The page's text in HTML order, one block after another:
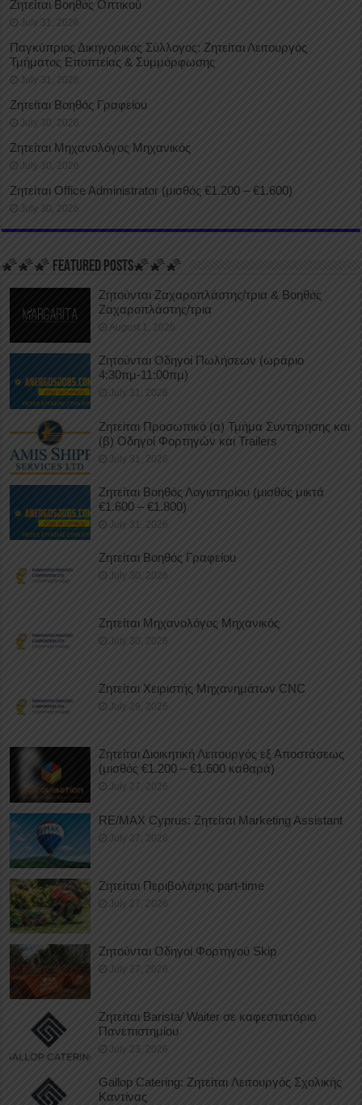
Ζητείται Βοηθός Οπτικού
July 31, 2026
Παγκύπριος Δικηγορικός Σύλλογος: Ζητείται Λειτουργός
Τμήματος Εποπτείας & Συμμόρφωσης
July 31, 2026
Ζητείται Βοηθός Γραφείου
July 30, 2026
Ζητείται Μηχανολόγος Μηχανικός
July 30, 2026
Ζητείται Office Administrator (μισθός €1.200 – €1.600)
July 30, 2026
🌠🌠🌠 FEATURED POSTS🌠🌠🌠
Ζητούνται Ζαχαροπλάστης/τρια & Βοηθός
Ζαχαροπλάστης/τρια
August 1, 2026
Ζητούνται Οδηγοί Πωλήσεων (ωράριο
4:30πμ-11:00πμ)
July 31, 2026
Ζητείται Προσωπικό (α) Τμήμα Συντήρησης και
(β) Οδηγοί Φορτηγών και Trailers
July 31, 2026
Ζητείται Βοηθός Λογιστηρίου (μισθός μικτά
€1.600 – €1.800)
July 31, 2026
Ζητείται Βοηθός Γραφείου
July 30, 2026
Ζητείται Μηχανολόγος Μηχανικός
July 30, 2026
Ζητείται Χειριστής Μηχανημάτων CNC
July 29, 2026
Ζητείται Διοικητική Λειτουργός εξ Αποστάσεως
(μισθός €1.200 – €1.600 καθαρά)
July 27, 2026
RE/MAX Cyprus: Ζητείται Marketing Assistant
July 27, 2026
Ζητείται Περιβολάρης part-time
July 27, 2026
Ζητούνται Οδηγοί Φορτηγού Skip
July 27, 2026
Ζητείται Barista/ Waiter σε καφεστιατόριο
Πανεπιστημίου
July 23, 2026
Gallop Catering: Ζητείται Λειτουργός Σχολικής
Καντίνας